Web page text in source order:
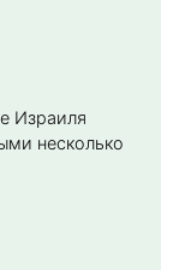
Израиля
несколько